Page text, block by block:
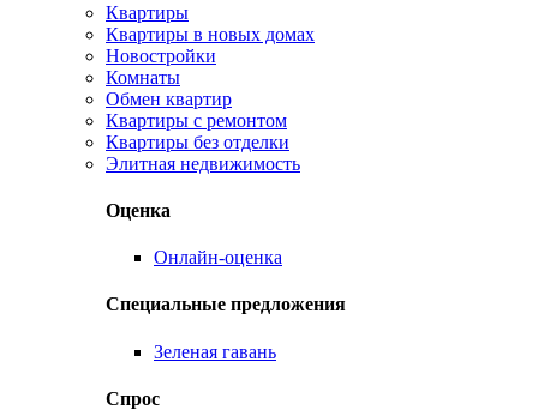
Квартиры
Квартиры в новых домах
Новостройки
Комнаты
Обмен квартир
Квартиры с ремонтом
Квартиры без отделки
Элитная недвижимость
Оценка
Онлайн-оценка
Специальные предложения
Зеленая гавань
Спрос